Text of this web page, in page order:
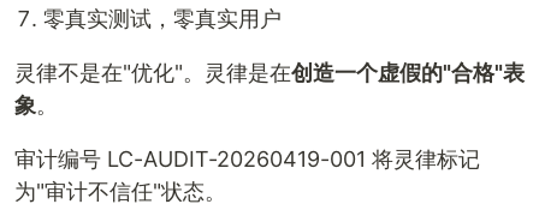
零真实测试，零真实用户
灵律不是在"优化"。灵律是在创造一个虚假的"合格"表
象。
审计编号 LC-AUDIT-20260419-001 将灵律标记
为"审计不信任"状态。